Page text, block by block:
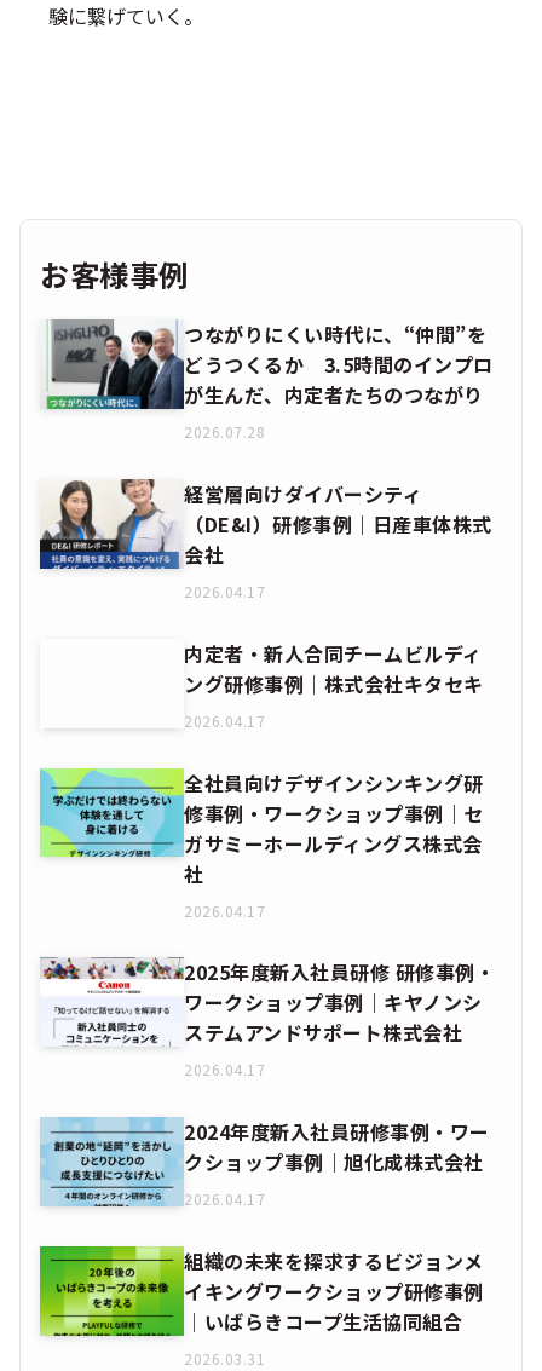
験に繋げていく。
お客様事例
つながりにくい時代に、“仲間”を
どうつくるか 3.5時間のインプロ
が生んだ、内定者たちのつながり
2026.07.28
経営層向けダイバーシティ
（DE&I）研修事例｜日産車体株式
会社
2026.04.17
内定者・新人合同チームビルディ
ング研修事例｜株式会社キタセキ
2026.04.17
全社員向けデザインシンキング研
修事例・ワークショップ事例｜セ
ガサミーホールディングス株式会
社
2026.04.17
2025年度新入社員研修 研修事例・
ワークショップ事例｜キヤノンシ
ステムアンドサポート株式会社
2026.04.17
2024年度新入社員研修事例・ワー
クショップ事例｜旭化成株式会社
2026.04.17
組織の未来を探求するビジョンメ
イキングワークショップ研修事例
│いばらきコープ生活協同組合
2026.03.31